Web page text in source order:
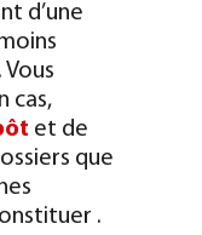
d’une
cas,
et de
que
.